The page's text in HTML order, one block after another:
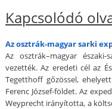
Kapcsolódó
Az osztrák-magyar sarki
Az osztrák–magyar
vezették. Az eredeti cél az
Tegetthoff gőzössel,
Ferenc József-földet. Az
Weyprecht irányította, a